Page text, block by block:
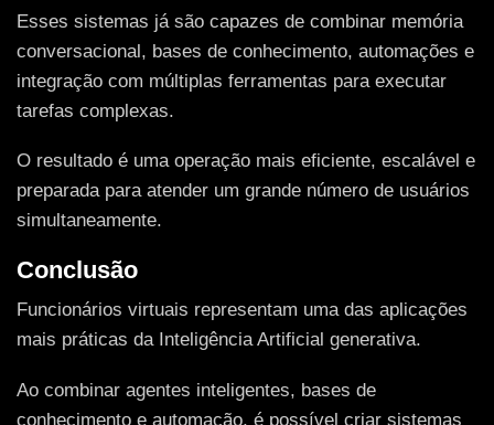
Esses sistemas já são capazes de combinar memória
conversacional, bases de conhecimento, automações e
integração com múltiplas ferramentas para executar
tarefas complexas.
O resultado é uma operação mais eficiente, escalável e
preparada para atender um grande número de usuários
simultaneamente.
Conclusão
Funcionários virtuais representam uma das aplicações
mais práticas da Inteligência Artificial generativa.
Ao combinar agentes inteligentes, bases de
conhecimento e automação, é possível criar sistemas